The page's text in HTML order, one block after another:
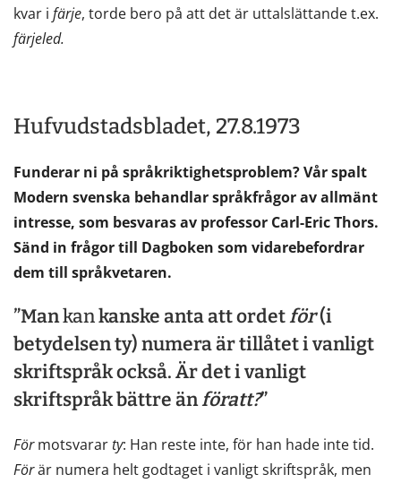
kvar i färje, torde bero på att det är uttalslättande t.ex.
färjeled.
Hufvudstadsbladet, 27.8.1973
Funderar ni på språkriktighetsproblem? Vår spalt
Modern svenska behandlar språkfrågor av allmänt
intresse, som besvaras av professor Carl-Eric Thors.
Sänd in frågor till Dagboken som vidarebefordrar
dem till språkvetaren.
”Mankankanske anta att ordetför(i
betydelsen ty) numera är tillåtet i vanligt
skriftspråk också. Är det i vanligt
skriftspråk bättre änföratt?”
Förmotsvararty: Han reste inte, för han hade inte tid.
Förär numera helt godtaget i vanligt skriftspråk, men